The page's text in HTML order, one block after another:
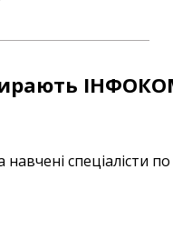
навчені спеціалісти